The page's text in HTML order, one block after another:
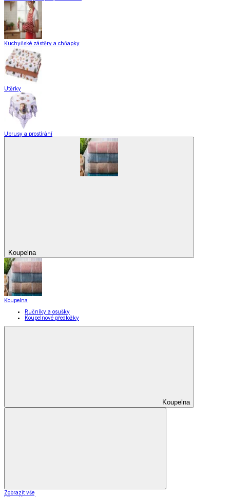
Kuchyňské zástěry a chňapky
Utěrky
Ubrusy a prostírání
Koupelna
Koupelna
Ručníky a osušky
Koupelnové předložky
Koupelna
Zobrazit vše